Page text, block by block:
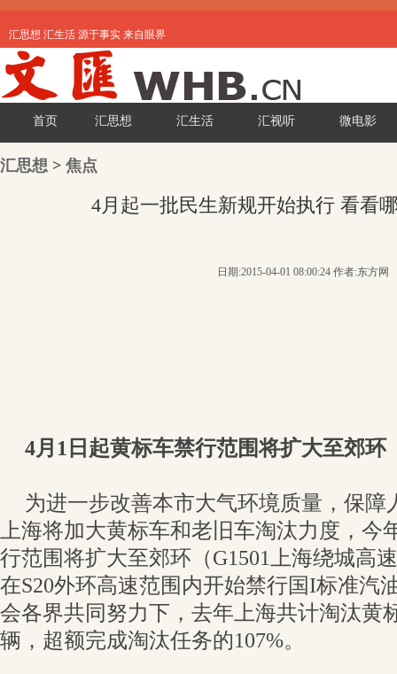
汇思想 汇生活 源于事实 来自眼界
首页 汇思想 汇生活 汇视听 微电影
汇思想 > 焦点
4月起一批民生新规开始执行 看看
日期:2015-04-01 08:00:24 作者:东方网
4月1日起黄标车禁行范围将扩大至郊环
为进一步改善本市大气环境质量，保障
上海将加大黄标车和老旧车淘汰力度，今
行范围将扩大至郊环（G1501上海绕城高
在S20外环高速范围内开始禁行国I标准汽
会各界共同努力下，去年上海共计淘汰黄
辆，超额完成淘汰任务的107%。